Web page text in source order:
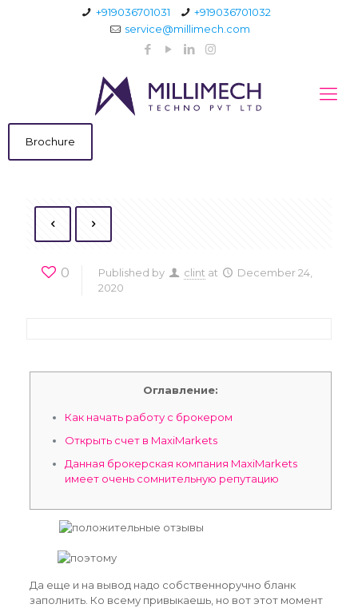
+919036701031
+919036701032
service@millimech.com
Brochure
0 Published by clint at
December 24,
2020
Оглавление:
Как начать работу с брокером
Открыть счет в MaxiMarkets
Данная брокерская компания MaxiMarkets
имеет очень сомнительную репутацию
Да еще и на вывод надо собственноручно бланк
заполнить. Ко всему привыкаешь, но вот этот момент